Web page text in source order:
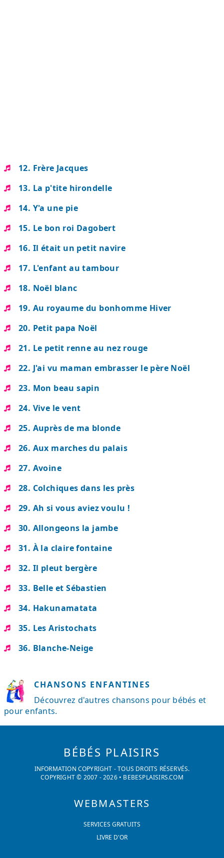
12. Frère Jacques
13. La p'tite hirondelle
14. Y'a une pie
15. Le bon roi Dagobert
16. Il était un petit navire
17. L'enfant au tambour
18. Noël blanc
19. Au royaume du bonhomme Hiver
20. Petit papa Noël
21. Le petit renne au nez rouge
22. J'ai vu maman embrasser le père Noël
23. Mon beau sapin
24. Vive le vent
25. Auprès de ma blonde
26. Aux marches du palais
27. Avoine
28. Colchiques dans les près
29. Ah si vous aviez voulu !
30. Allongeons la jambe
31. À la claire fontaine
32. Il pleut bergère
33. Belle et Sébastien
34. Hakunamatata
35. Les Aristochats
36. Blanche-Neige
CHANSONS ENFANTINES
Découvrez d'autres chansons pour bébés et
pour enfants.
BÉBÉS PLAISIRS
INFORMATION COPYRIGHT - TOUS DROITS RÉSERVÉS.
COPYRIGHT © 2007 -2026• BEBESPLAISIRS.COM
WEBMASTERS
SERVICES GRATUITS
LIVRE D'OR